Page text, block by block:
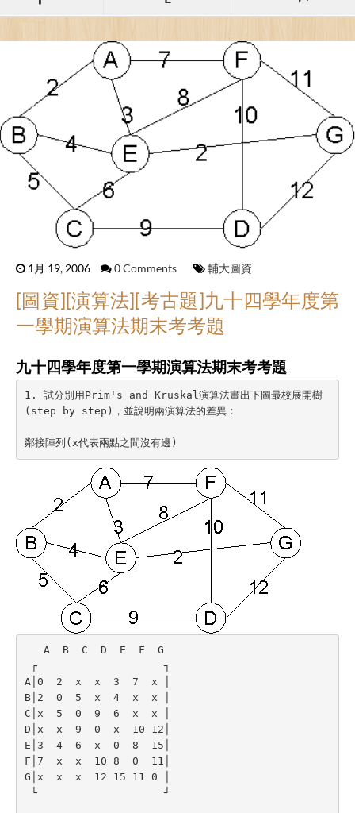
1月 19, 2006 0 Comments 輔大圖資
[圖資][演算法][考古題]九十四學年度第
一學期演算法期末考考題
九十四學年度第一學期演算法期末考考題
1. 試分別用Prim's and Kruskal演算法畫出下圖最校展開樹
(step by step)，並說明兩演算法的差異：
鄰接陣列(x代表兩點之間沒有邊)
A│0  2  x  x  3  7  x │
B│2  0  5  x  4  x  x │
C│x  5  0  9  6  x  x │
D│x  x  9  0  x  10 12│
E│3  4  6  x  0  8  15│
F│7  x  x  10 8  0  11│
G│x  x  x  12 15 11 0 │